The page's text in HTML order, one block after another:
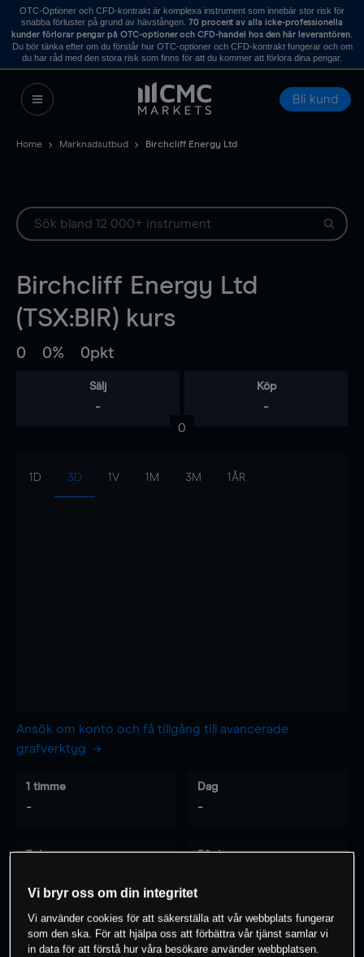
OTC-Optioner och CFD-kontrakt är komplexa instrument som innebär stor risk för
snabba förluster på grund av hävstången. 70 procent av alla icke-professionella
kunder förlorar pengar på OTC-optioner och CFD-handel hos den här leverantören.
Du bör tänka efter om du förstår hur OTC-optioner och CFD-kontrakt fungerar och om
du har råd med den stora risk som finns för att du kommer att förlora dina pengar.
Bli kund
Home Marknadsutbud Birchcliff Energy Ltd
Birchcliff Energy Ltd
(TSX:BIR) kurs
0 0% 0pkt
Sälj
-
Köp
-
0
1D 3D 1V 1M 3M 1ÅR
Ansök om konto och få tillgång till avancerade
grafverktyg
1 timme
-
Dag
-
7 dagar 30 dagar
0% av kunderna har en position i detta
Vi bryr oss om din integritet
Vi använder cookies för att säkerställa att vår webbplats fungerar
som den ska. För att hjälpa oss att förbättra vår tjänst samlar vi
in data för att förstå hur våra besökare använder webbplatsen.